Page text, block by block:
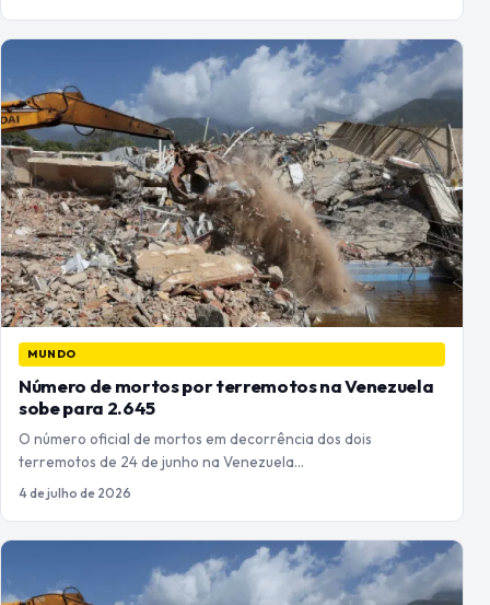
MUNDO
Número de mortos por terremotos na Venezuela
sobe para 2.645
O número oficial de mortos em decorrência dos dois
terremotos de 24 de junho na Venezuela…
4 de julho de 2026